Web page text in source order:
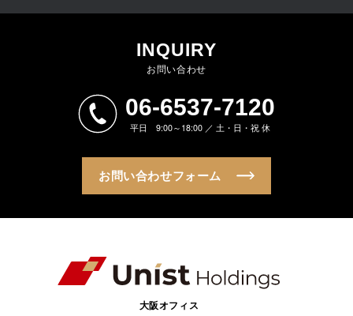
INQUIRY
お問い合わせ
06-6537-7120
平日 9:00～18:00 ／ 土・日・祝 休
お問い合わせフォーム
大阪オフィス